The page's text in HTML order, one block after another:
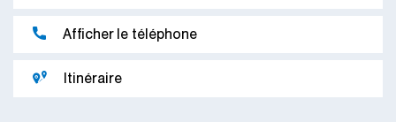
Afficher le téléphone
Itinéraire